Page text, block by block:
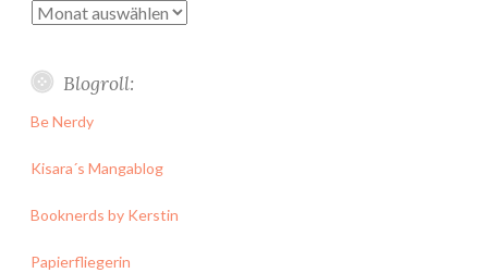
Archiv
Blogroll:
Be Nerdy
Kisara´s Mangablog
Booknerds by Kerstin
Papierfliegerin